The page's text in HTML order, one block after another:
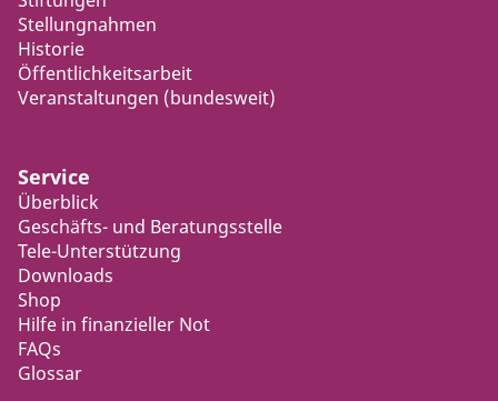
Stellungnahmen
Historie
Öffentlichkeitsarbeit
Veranstaltungen (bundesweit)
Service
Überblick
Geschäfts- und Beratungsstelle
Tele-Unterstützung
Downloads
Shop
Hilfe in finanzieller Not
FAQs
Glossar